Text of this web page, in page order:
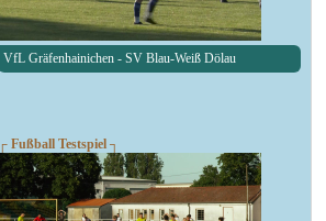
VfL Gräfenhainichen - SV Blau-Weiß Dölau
┌ Fußball Testspiel ┐